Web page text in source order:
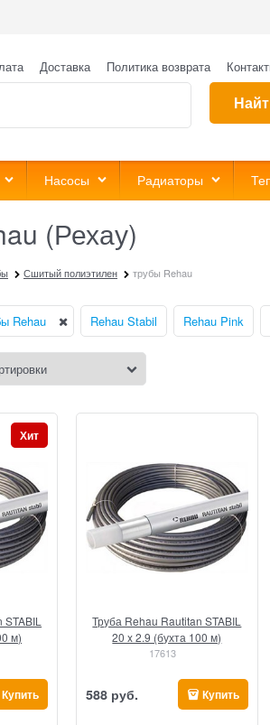
Доставка Политика возврата
Насосы Радиаторы
(Рехау)
Сшитый полиэтилен трубы Rehau
Rehau Rehau Stabil Rehau Pink
м)
Хит
Купить
Труба Rehau Rautitan STABIL
20 x 2.9 (бухта 100 м)
17613
588 руб. Купить